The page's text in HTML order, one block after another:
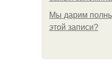
Мы дарим
этой записи?